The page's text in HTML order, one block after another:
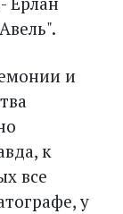
и
к
все
у